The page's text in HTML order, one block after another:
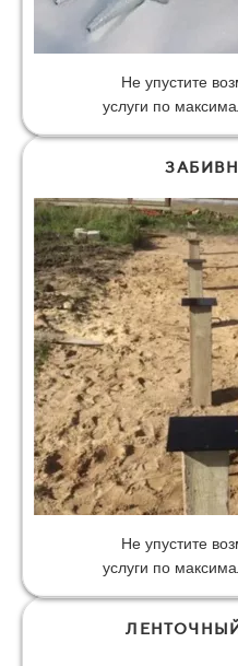
Не упустите
услуги по
Не упустите
услуги по